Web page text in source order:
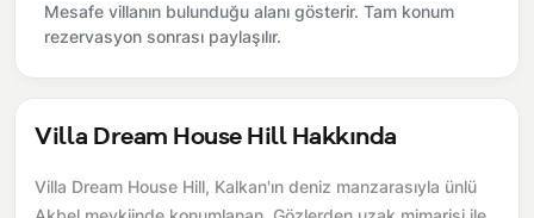
Mesafe villanın bulunduğu alanı gösterir. Tam konum
rezervasyon sonrası paylaşılır.
Villa Dream House Hill Hakkında
Villa Dream House Hill, Kalkan'ın deniz manzarasıyla ünlü